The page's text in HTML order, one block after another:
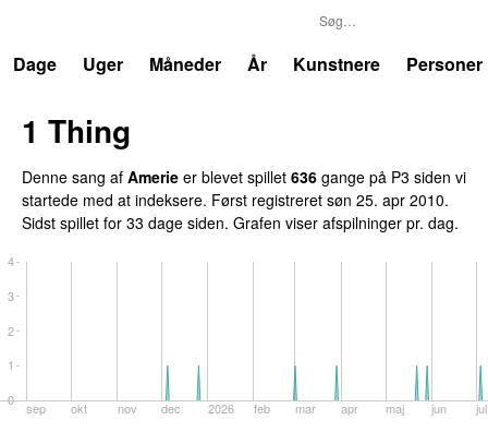
Dage
Uger Måneder År Kunstnere Personer
1 Thing
Denne sang af Amerie er blevet spillet 636 gange på P3 siden vi
startede med at indeksere. Først registreret søn 25. apr 2010.
Sidst spillet for 33 dage siden. Grafen viser afspilninger pr. dag.
sep okt nov dec 2026 feb mar apr maj jun jul
0
1
2
3
4